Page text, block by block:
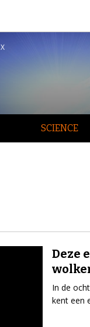
X
SCIENCE
Deze
In de
kent een